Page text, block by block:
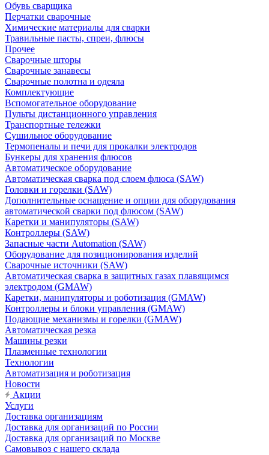
Обувь сварщика
Перчатки сварочные
Химические материалы для сварки
Травильные пасты, спреи, флюсы
Прочее
Сварочные шторы
Сварочные занавесы
Сварочные полотна и одеяла
Комплектующие
Вспомогательное оборудование
Пульты дистанционного управления
Транспортные тележки
Сушильное оборудование
Термопеналы и печи для прокалки электродов
Бункеры для хранения флюсов
Автоматическое оборудование
Автоматическая сварка под слоем флюса (SAW)
Головки и горелки (SAW)
Дополнительные оснащение и опции для оборудования
автоматической сварки под флюсом (SAW)
Каретки и манипуляторы (SAW)
Контроллеры (SAW)
Запасные части Automation (SAW)
Оборудование для позиционирования изделий
Сварочные источники (SAW)
Автоматическая сварка в защитных газах плавящимся
электродом (GMAW)
Каретки, манипуляторы и роботизация (GMAW)
Контроллеры и блоки управления (GMAW)
Подающие механизмы и горелки (GMAW)
Автоматическая резка
Машины резки
Плазменные технологии
Технологии
Автоматизация и роботизация
Новости
Акции
Услуги
Доставка организациям
Доставка для организаций по России
Доставка для организаций по Москве
Самовывоз с нашего склада